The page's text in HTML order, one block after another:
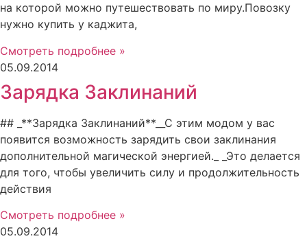
на которой можно путешествовать по миру.Повозку
нужно купить у каджита,
Смотреть подробнее »
05.09.2014
Зарядка Заклинаний
## _**Зарядка Заклинаний**__С этим модом у вас
появится возможность зарядить свои заклинания
дополнительной магической энергией._ _Это делается
для того, чтобы увеличить силу и продолжительность
действия
Смотреть подробнее »
05.09.2014